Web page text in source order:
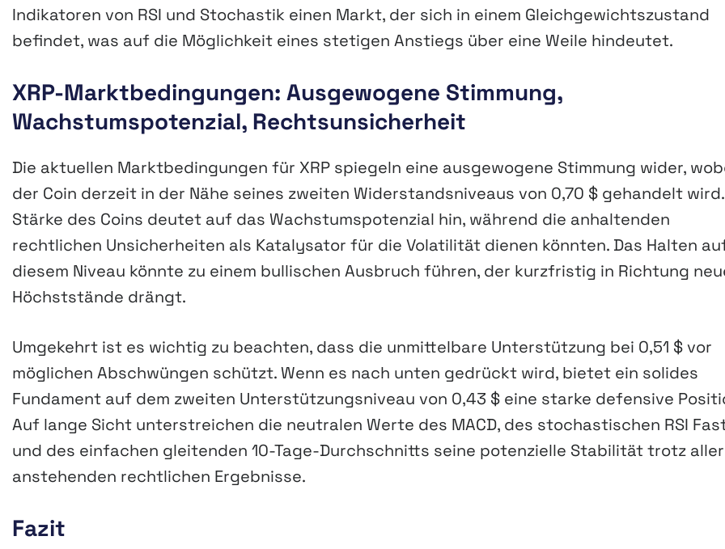
Indikatoren von RSI und Stochastik einen Markt, der sich in einem Gleichgewichtszustand
befindet, was auf die Möglichkeit eines stetigen Anstiegs über eine Weile hindeutet.
XRP-Marktbedingungen: Ausgewogene Stimmung,
Wachstumspotenzial, Rechtsunsicherheit
Die aktuellen Marktbedingungen für XRP spiegeln eine ausgewogene Stimmung wider,
der Coin derzeit in der Nähe seines zweiten Widerstandsniveaus von 0,70 $ gehandelt
Stärke des Coins deutet auf das Wachstumspotenzial hin, während die anhaltenden
rechtlichen Unsicherheiten als Katalysator für die Volatilität dienen könnten. Das Halten
diesem Niveau könnte zu einem bullischen Ausbruch führen, der kurzfristig in Richtung
Höchststände drängt.
Umgekehrt ist es wichtig zu beachten, dass die unmittelbare Unterstützung bei 0,51 $ vor
möglichen Abschwüngen schützt. Wenn es nach unten gedrückt wird, bietet ein solides
Fundament auf dem zweiten Unterstützungsniveau von 0,43 $ eine starke defensive
Auf lange Sicht unterstreichen die neutralen Werte des MACD, des stochastischen RSI
und des einfachen gleitenden 10-Tage-Durchschnitts seine potenzielle Stabilität trotz aller
anstehenden rechtlichen Ergebnisse.
Fazit